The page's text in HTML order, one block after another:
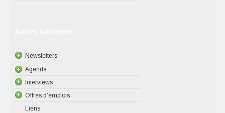
Newsletters
Agenda
Interviews
Offres d’emplois
Liens